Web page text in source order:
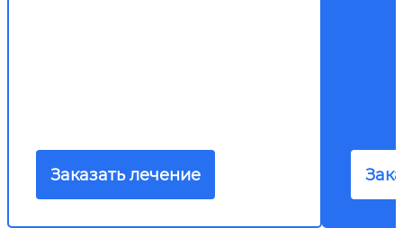
Заказать лечение